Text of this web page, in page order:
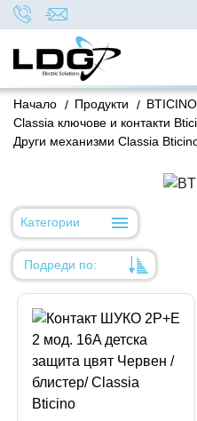
/
Начало /
Продукти
BTICINO
Classia ключове и контакти
Други механизми Classia
Категории
Подреди по:
Име
Име
Код на артикул